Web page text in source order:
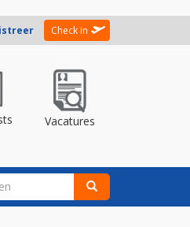
Check in
Vacatures